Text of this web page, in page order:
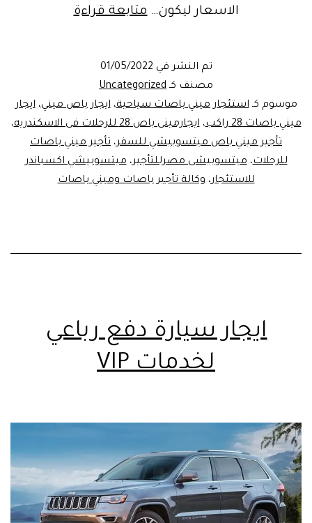
الاسعار ليكون…متابعة قراءة
تم النشر في 01/05/2022
مصنف كـ Uncategorized
موسوم كـاستئجار ميني باصات سياحية،ايجار باص ميني،ايجار
ميني باصات 28 راكب
،ايجارمينى باص 28 للرحلات فى الاسكندريه
،
تأجير ميني باص ميتسوبيشي للسفر، تأجير ميني باصات
للرحلات،ميتسوبيشى مصرللتأجير،ميتسوبيشي اكسباندر
للاستئجار،وكالة تأجير باصات وميني باصات
ايجار سيارة دفع رباعي
لخدمات VIP